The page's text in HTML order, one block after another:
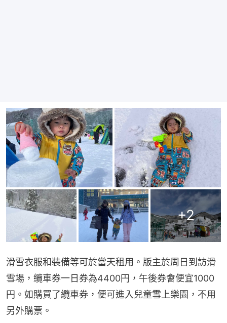
+2
滑雪衣服和裝備等可於當天租用。版主於周日到訪滑
雪場，纜車券一日券為4400円，午後券會便宜1000
円。如購買了纜車券，便可進入兒童雪上樂園，不用
另外購票。